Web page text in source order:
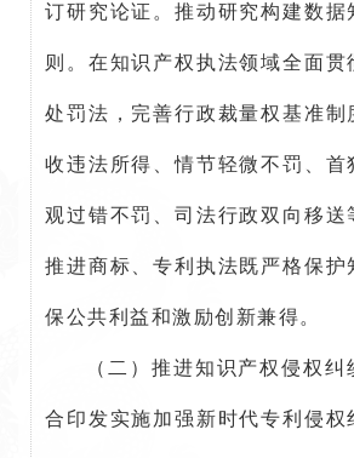
订研究论证。推动研究构建数据
则。在知识产权执法领域全面贯
处罚法，完善行政裁量权基准制
收违法所得、情节轻微不罚、首
观过错不罚、司法行政双向移送
推进商标、专利执法既严格保护
保公共利益和激励创新兼得。
（二）推进知识产权侵权
合印发实施加强新时代专利侵权